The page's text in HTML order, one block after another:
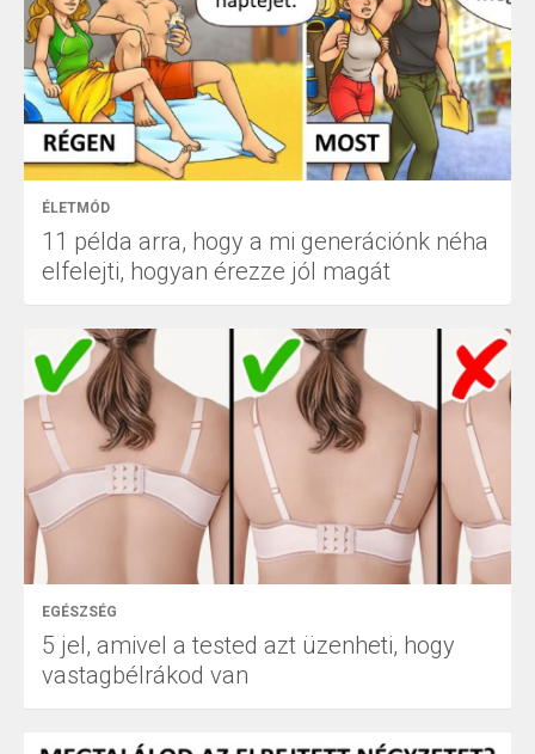
ÉLETMÓD
11 példa arra, hogy a mi generációnk néha
elfelejti, hogyan érezze jól magát
EGÉSZSÉG
5 jel, amivel a tested azt üzenheti, hogy
vastagbélrákod van